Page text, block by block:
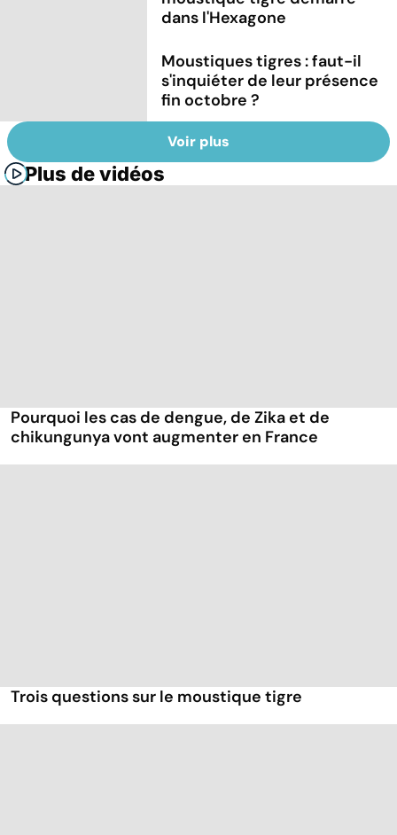
dans l'Hexagone
Moustiques tigres : faut-il
s'inquiéter de leur présence
fin octobre ?
Voir plus
Plus de vidéos
Pourquoi les cas de dengue, de Zika et de
chikungunya vont augmenter en France
Trois questions sur le moustique tigre